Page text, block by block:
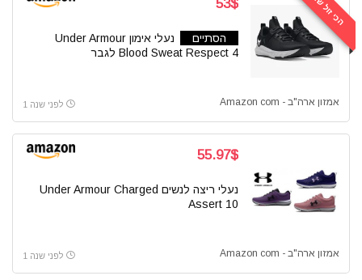
53$
הסתיים
נעלי אימון Under Armour
Blood Sweat Respect 4 לגבר
אמזון ארה"ב - Amazon com לפני שנה 1
55.97$
נעלי ריצה לנשים Under Armour Charged
Assert 10
אמזון ארה"ב - Amazon com לפני שנה 1